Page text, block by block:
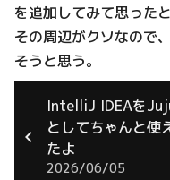
を追加してみて思った
その周辺がクソなので
そうと思う。
IntelliJ IDEAを
としてちゃんと使
たよ
2026/06/05